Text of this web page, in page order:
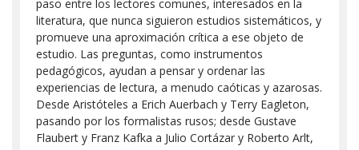
paso entre los lectores comunes, interesados en la
literatura, que nunca siguieron estudios sistemáticos, y
promueve una aproximación crítica a ese objeto de
estudio. Las preguntas, como instrumentos
pedagógicos, ayudan a pensar y ordenar las
experiencias de lectura, a menudo caóticas y azarosas.
Desde Aristóteles a Erich Auerbach y Terry Eagleton,
pasando por los formalistas rusos; desde Gustave
Flaubert y Franz Kafka a Julio Cortázar y Roberto Arlt,